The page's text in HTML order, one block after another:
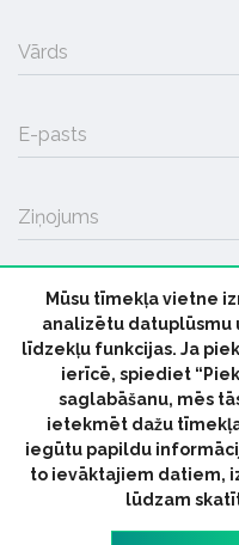
Vārds
E-pasts
Ziņojums
© 2026
ParMuziku.lv
Industrijas ABC
Mūsu tīmekļa vietne
analizētu datuplūsmu
līdzekļu funkcijas. Ja
ierīcē, spiediet
saglabāšanu, mēs
ietekmēt dažu
iegūtu papildu
to ievāktajiem datiem,
lūdzam